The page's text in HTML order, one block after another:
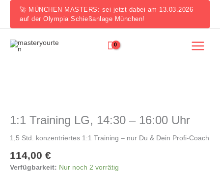
springen
🚀 MÜNCHEN MASTERS: sei jetzt dabei am 13.03.2026
auf der Olympia Schießanlage München!
1:1 Training LG, 14:30 – 16:00 Uhr
1,5 Std. konzentriertes 1:1 Training – nur Du & Dein Profi-Coach
114,00 €
Verfügbarkeit: Nur noch 2 vorrätig
LG,
14:30
-
Uhr
Menge